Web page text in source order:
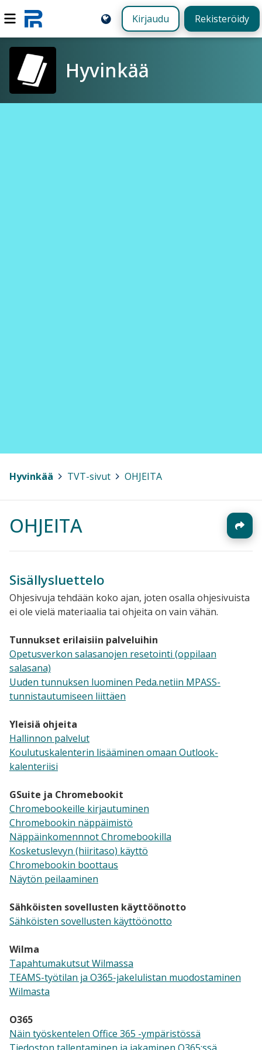
Kirjaudu Rekisteröidy
Hyvinkää
Hyvinkää TVT-sivut OHJEITA
OHJEITA
Sisällysluettelo
Ohjesivuja tehdään koko ajan, joten osalla ohjesivuista
ei ole vielä materiaalia tai ohjeita on vain vähän.
Tunnukset erilaisiin palveluihin
Opetusverkon salasanojen resetointi (oppilaan
salasana)
Uuden tunnuksen luominen Peda.netiin MPASS-
tunnistautumiseen liittäen
Yleisiä ohjeita
Hallinnon palvelut
Koulutuskalenterin lisääminen omaan Outlook-
kalenteriisi
GSuite ja Chromebookit
Chromebookeille kirjautuminen
Chromebookin näppäimistö
Näppäinkomennnot Chromebookilla
​Kosketuslevyn (hiiritaso) käyttö
Chromebookin boottaus
Näytön peilaaminen
Sähköisten sovellusten käyttöönotto
Sähköisten sovellusten käyttöönotto
Wilma
Tapahtumakutsut Wilmassa
TEAMS-työtilan ja O365-jakelulistan muodostaminen
Wilmasta
O365
Näin työskentelen Office 365 -ympäristössä
Tiedoston tallentaminen ja jakaminen O365:ssä